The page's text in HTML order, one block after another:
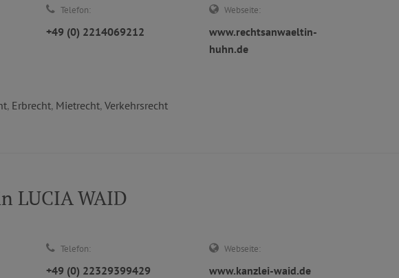
Telefon:
+49 (0) 2214069212
Webseite:
www.rechtsanwaeltin-
huhn.de
, Erbrecht, Mietrecht, Verkehrsrecht
LUCIA WAID
Telefon:
+49 (0) 22329399429
Webseite:
www.kanzlei-waid.de